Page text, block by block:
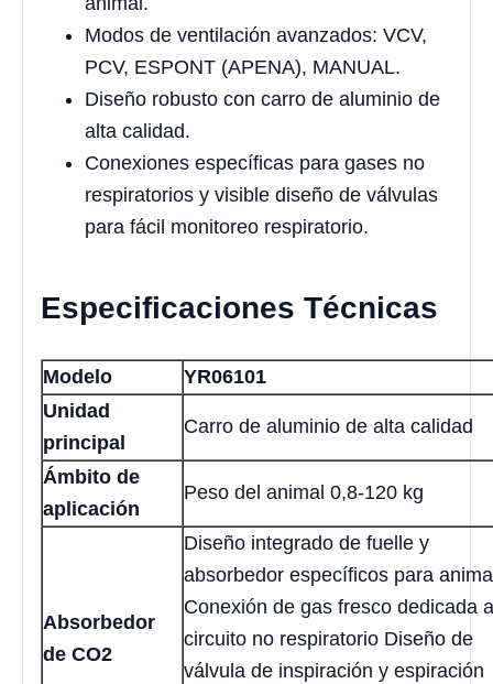
Modos de ventilación avanzados: VCV,
PCV, ESPONT (APENA), MANUAL.
Diseño robusto con carro de aluminio de
alta calidad.
Conexiones específicas para gases no
respiratorios y visible diseño de válvulas
para fácil monitoreo respiratorio.
Especificaciones Técnicas
Modelo
YR06101
Unidad
principal
Carro de aluminio de alta calidad
Ámbito de
aplicación
Peso del animal 0,8-120 kg
Absorbedor
de CO2
Diseño integrado de fuelle y
absorbedor específicos para
Conexión de gas fresco dedicada
circuito no respiratorio Diseño de
válvula de inspiración y espiración